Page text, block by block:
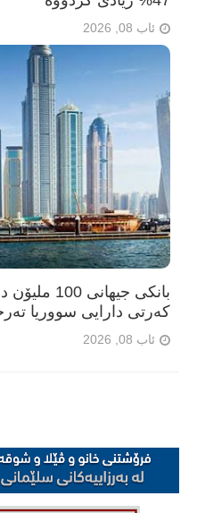
ئاب 08, 2026
بانکی
کەرتی دارایی سووریا
ئاب 08, 2026